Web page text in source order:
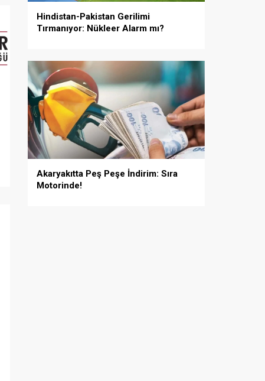
Hindistan-Pakistan Gerilimi
Tırmanıyor: Nükleer Alarm mı?
Akaryakıtta Peş Peşe İndirim: Sıra
Motorinde!